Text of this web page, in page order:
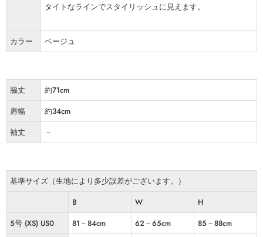
タイトなラインでスタイリッシュに見えます。
カラー ベージュ
脇丈
約71cm
肩幅
約34cm
袖丈
－
基準サイズ（生地により多少誤差がございます。）
B
W
H
5号 (XS) US0
81－84cm 62－65cm
85－88cm